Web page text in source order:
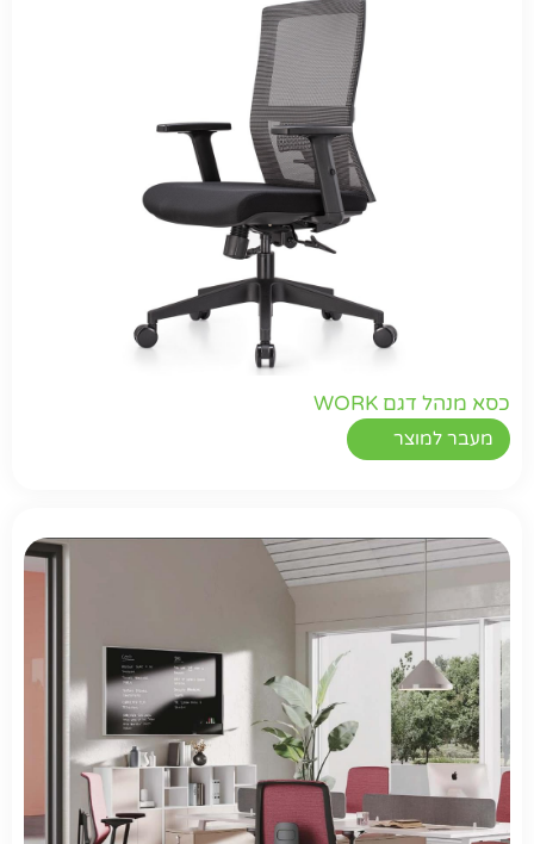
כסא מנהל דגם WORK
מעבר למוצר